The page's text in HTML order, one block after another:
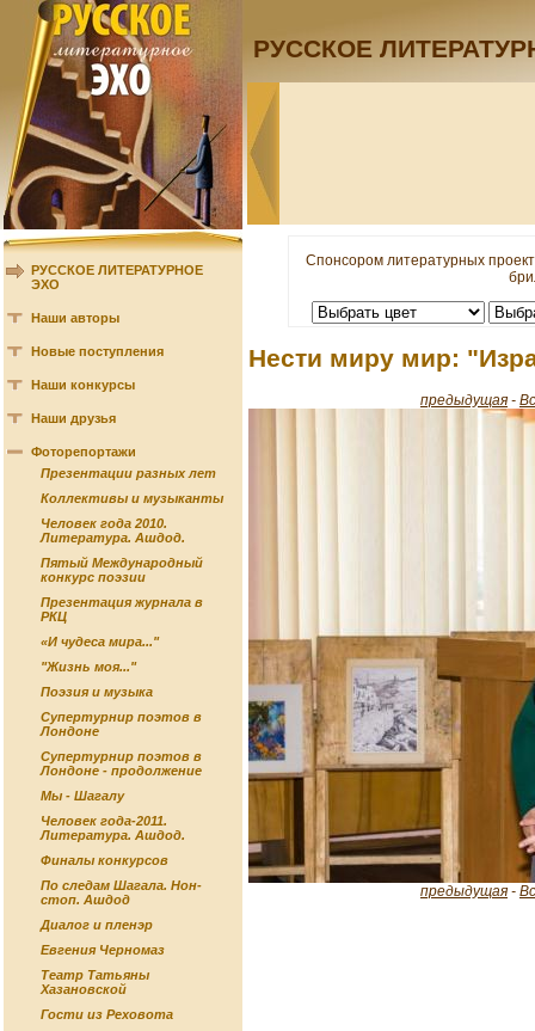
РУССКОЕ
РУССКОЕ ЛИТЕРАТУРНОЕ
ЭХО
Наши авторы
Новые поступления
Наши конкурсы
Наши друзья
Фоторепортажи
Презентации разных лет
Коллективы и музыканты
Человек года 2010.
Литература. Ашдод.
Пятый Международный
конкурс поэзии
Презентация журнала в
РКЦ
«И чудеса мира..."
"Жизнь моя..."
Поэзия и музыка
Супертурнир поэтов в
Лондоне
Супертурнир поэтов в
Лондоне - продолжение
Мы - Шагалу
Человек года-2011.
Литература. Ашдод.
Финалы конкурсов
По следам Шагала. Нон-
стоп. Ашдод
Диалог и пленэр
Евгения Черномаз
Театр Татьяны
Хазановской
Гости из Реховота
Спонсором литературных
Нести миру мир:
предыдущая -
предыдущая -